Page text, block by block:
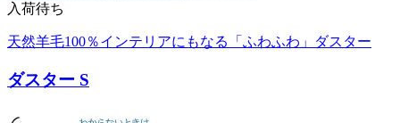
入荷待ち
天然羊毛100％インテリアにもなる「ふわふわ」ダスター
ダスター S